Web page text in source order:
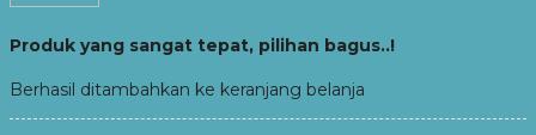
Produk yang sangat tepat, pilihan bagus..!
Berhasil ditambahkan ke keranjang belanja